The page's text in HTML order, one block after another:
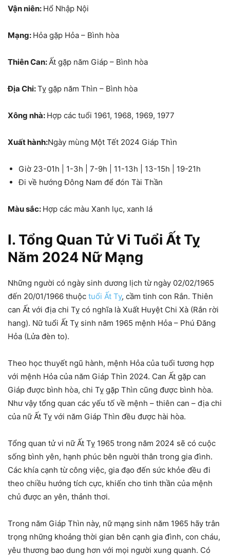
Vận niên: Hổ Nhập Nội
Mạng: Hỏa gặp Hỏa – Bình hòa
Thiên Can:Ất gặp năm Giáp – Bình hòa
Địa Chi:Tỵ gặp năm Thìn – Bình hòa
Xông nhà: Hợp các tuổi 1961, 1968, 1969, 1977
Xuất hành:Ngày mùng Một Tết 2024 Giáp Thìn
Giờ 23-01h | 1-3h | 7-9h | 11-13h | 13-15h | 19-21h
Đi về hướng Đông Nam để đón Tài Thần
Màu sắc: Hợp các màu Xanh lục, xanh lá
I. Tổng Quan Tử Vi Tuổi Ất Tỵ
Năm 2024 Nữ Mạng
Những người có ngày sinh dương lịch từ ngày 02/02/1965
đến 20/01/1966 thuộc tuổi Ất Tỵ, cầm tinh con Rắn. Thiên
can Ất với địa chi Tỵ có nghĩa là Xuất Huyệt Chi Xà (Rắn rời
hang). Nữ tuổi Ất Tỵ sinh năm 1965 mệnh Hỏa – Phú Đăng
Hỏa (Lửa đèn to).
Theo học thuyết ngũ hành, mệnh Hỏa của tuổi tương hợp
với mệnh Hỏa của năm Giáp Thìn 2024. Can Ất gặp can
Giáp được bình hòa, chi Tỵ gặp Thìn cũng được bình hòa.
Như vậy tổng quan các yếu tố về mệnh – thiên can – địa chi
của nữ Ất Tỵ với năm Giáp Thìn đều được hài hòa.
Tổng quan tử vi nữ Ất Tỵ 1965 trong năm 2024 sẽ có cuộc
sống bình yên, hạnh phúc bên người thân trong gia đình.
Các khía cạnh từ công việc, gia đạo đến sức khỏe đều đi
theo chiều hướng tích cực, khiến cho tinh thần của mệnh
chủ được an yên, thảnh thơi.
Trong năm Giáp Thìn này, nữ mạng sinh năm 1965 hãy trân
trọng những khoảng thời gian bên cạnh gia đình, con cháu,
yêu thương bao dung hơn với mọi người xung quanh. Có